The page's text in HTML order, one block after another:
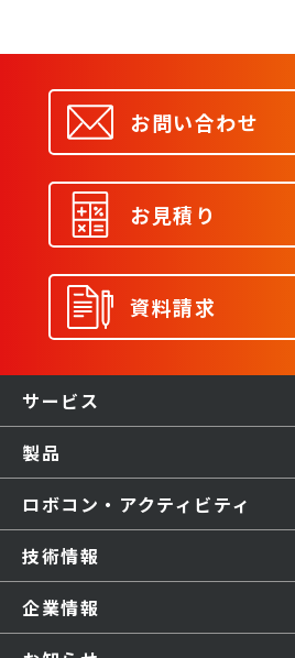
お問い合わせ
お見積り
資料請求
サービス
製品
ロボコン・アクティビティ
技術情報
企業情報